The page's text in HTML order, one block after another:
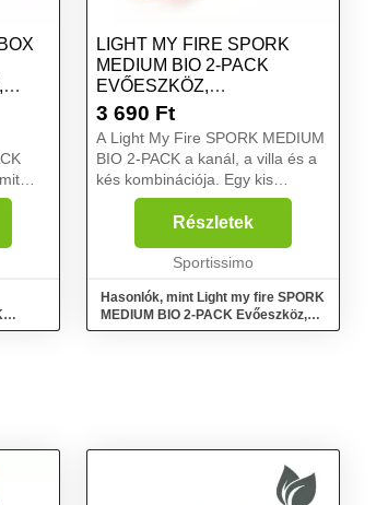
és
LIGHT MY FIRE SPORK
MEDIUM BIO 2-PACK
EVŐESZKÖZ,
NARANCSSÁRGA, MÉRET
3 690 Ft
A Light My Fire SPORK MEDIUM
BIO 2-PACK a kanál, a villa és a
kés kombinációja. Egy kis
civilizációt visz a vadonba, és egy
kis vadont a civilizációba. Kis
súlyának és kompakt
kialakításának köszönhet...
Részletek
Sportissimo
Hasonlók, mint Light my fire SPORK
MEDIUM BIO 2-PACK Evőeszköz,
narancssárga, méret